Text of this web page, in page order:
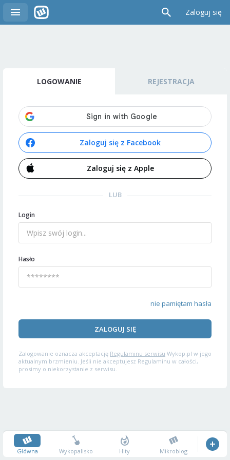
Zaloguj się
LOGOWANIE REJESTRACJA
Zaloguj się z Facebook
Zaloguj się z Apple
LUB
Login
Hasło
nie pamiętam hasła
ZALOGUJ SIĘ
Zalogowanie oznacza akceptację Regulaminu serwisu Wykop.pl w jego
aktualnym brzmieniu. Jeśli nie akceptujesz Regulaminu w całości,
prosimy o niekorzystanie z serwisu.
Główna Wykopalisko Hity Mikroblog